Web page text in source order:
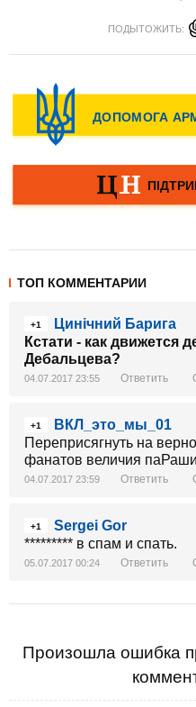
ПОДЫТОЖИТЬ:
ТОП КОММЕНТАРИИ
+1
Цинічний Барига
Кстати - как движется
Дебальцева?
04.07.2017 23:55 Ответить
+1
ВКЛ_это_мы_01
Переприсягнуть на
фанатов величия
04.07.2017 23:59 Ответить
+1
Sergei Gor
********* в спам и спать.
05.07.2017 00:24 Ответить
Произошла ошибка